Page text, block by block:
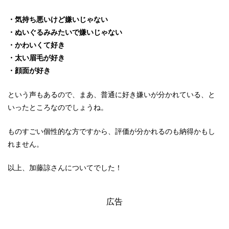
・気持ち悪いけど嫌いじゃない
・ぬいぐるみみたいで嫌いじゃない
・かわいくて好き
・太い眉毛が好き
・顔面が好き
という声もあるので、まあ、普通に好き嫌いが分かれている、と
いったところなのでしょうね。
ものすごい個性的な方ですから、評価が分かれるのも納得かもし
れません。
以上、加藤諒さんについてでした！
広告